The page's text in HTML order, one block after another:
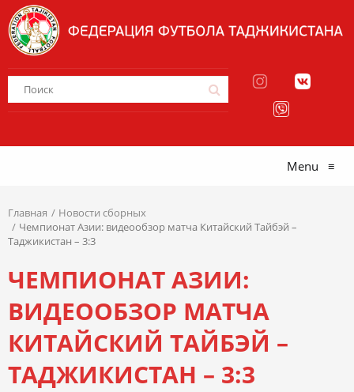
Menu ≡
Главная
Новости сборных
Чемпионат Азии: видеообзор матча Китайский Тайбэй –
Таджикистан – 3:3
ЧЕМПИОНАТ АЗИИ:
ВИДЕООБЗОР МАТЧА
КИТАЙСКИЙ ТАЙБЭЙ –
ТАДЖИКИСТАН – 3:3